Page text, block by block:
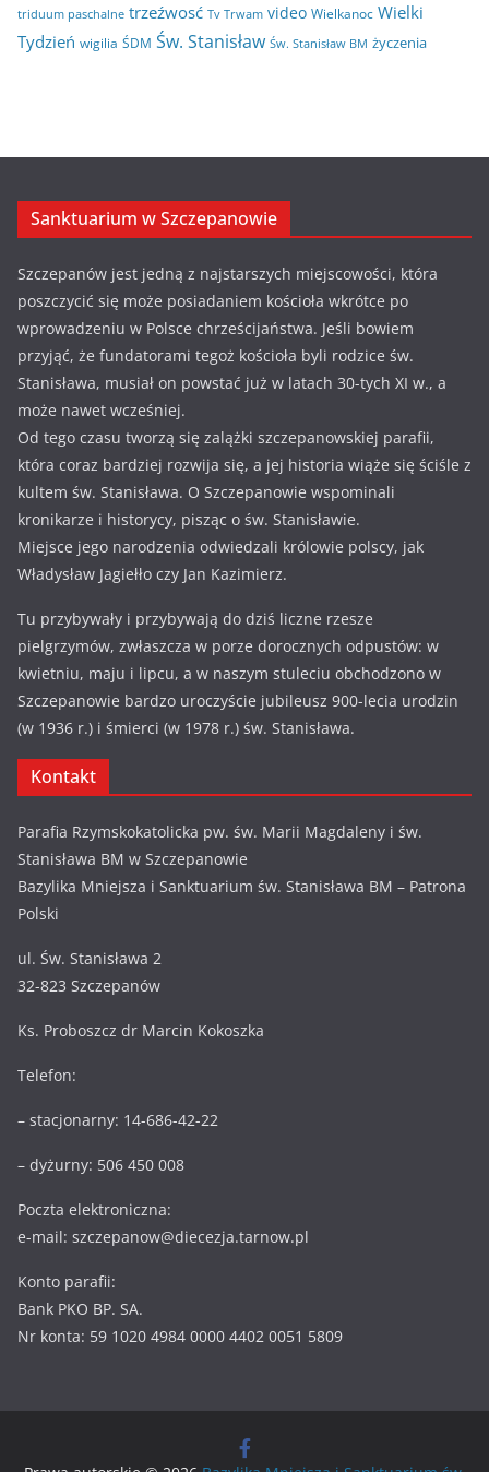
triduum paschalne trzeźwosć Tv Trwam video Wielkanoc Wielki
Tydzień wigilia ŚDM Św. Stanisław Św. Stanisław BM życzenia
Sanktuarium w Szczepanowie
Szczepanów jest jedną z najstarszych miejscowości, która
poszczycić się może posiadaniem kościoła wkrótce po
wprowadzeniu w Polsce chrześcijaństwa. Jeśli bowiem
przyjąć, że fundatorami tegoż kościoła byli rodzice św.
Stanisława, musiał on powstać już w latach 30-tych XI w., a
może nawet wcześniej.
Od tego czasu tworzą się zalążki szczepanowskiej parafii,
która coraz bardziej rozwija się, a jej historia wiąże się ściśle z
kultem św. Stanisława. O Szczepanowie wspominali
kronikarze i historycy, pisząc o św. Stanisławie.
Miejsce jego narodzenia odwiedzali królowie polscy, jak
Władysław Jagiełło czy Jan Kazimierz.
Tu przybywały i przybywają do dziś liczne rzesze
pielgrzymów, zwłaszcza w porze dorocznych odpustów: w
kwietniu, maju i lipcu, a w naszym stuleciu obchodzono w
Szczepanowie bardzo uroczyście jubileusz 900-lecia urodzin
(w 1936 r.) i śmierci (w 1978 r.) św. Stanisława.
Kontakt
Parafia Rzymskokatolicka pw. św. Marii Magdaleny i św.
Stanisława BM w Szczepanowie
Bazylika Mniejsza i Sanktuarium św. Stanisława BM – Patrona
Polski
ul. Św. Stanisława 2
32-823 Szczepanów
Ks. Proboszcz dr Marcin Kokoszka
Telefon:
– stacjonarny: 14-686-42-22
– dyżurny: 506 450 008
Poczta elektroniczna:
e-mail: szczepanow@diecezja.tarnow.pl
Konto parafii:
Bank PKO BP. SA.
Nr konta: 59 1020 4984 0000 4402 0051 5809